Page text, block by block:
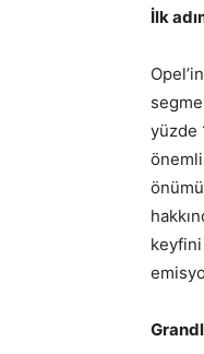
İlk
yüzde